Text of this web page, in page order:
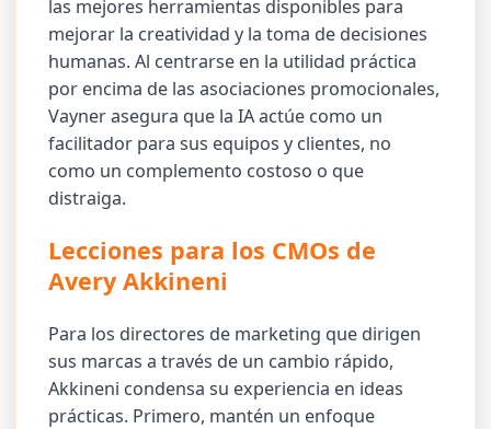
las mejores herramientas disponibles para
mejorar la creatividad y la toma de decisiones
humanas. Al centrarse en la utilidad práctica
por encima de las asociaciones promocionales,
Vayner asegura que la IA actúe como un
facilitador para sus equipos y clientes, no
como un complemento costoso o que
distraiga.
Lecciones para los CMOs de
Avery Akkineni
Para los directores de marketing que dirigen
sus marcas a través de un cambio rápido,
Akkineni condensa su experiencia en ideas
prácticas. Primero, mantén un enfoque